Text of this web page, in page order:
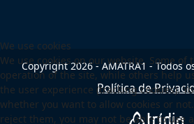
Copyright 2026 - AMATRA1 - Todos
Política de
We use cookies
We use cookies on our website. Some
operation of the site, while others help
the user experience (tracking cookies).
whether you want to allow cookies or
reject them, you may not be able to use